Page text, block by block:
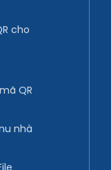
cho
QR
nhà